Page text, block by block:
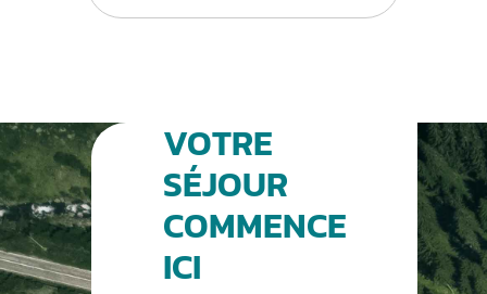
VOTRE
SÉJOUR
COMMENCE
ICI